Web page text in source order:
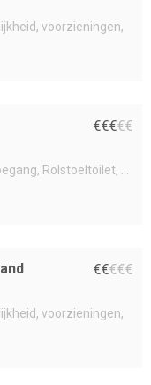
voorzieningen
€€€€€
Rolstoeltoilet
€€€€€
voorzieningen